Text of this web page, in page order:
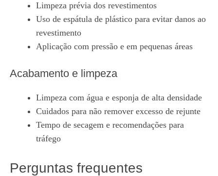
Limpeza prévia dos revestimentos
Uso de espátula de plástico para evitar danos ao
revestimento
Aplicação com pressão e em pequenas áreas
Acabamento e limpeza
Limpeza com água e esponja de alta densidade
Cuidados para não remover excesso de rejunte
Tempo de secagem e recomendações para
tráfego
Perguntas frequentes